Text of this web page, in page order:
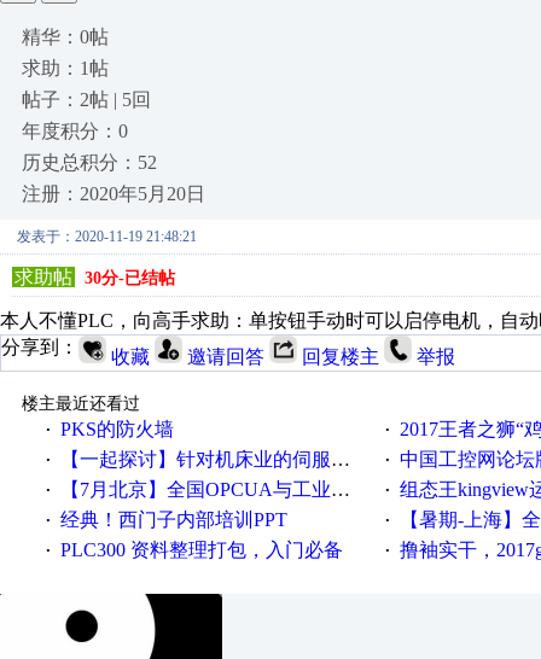
精华：0帖
求助：1帖
帖子：2帖 | 5回
年度积分：0
历史总积分：52
注册：2020年5月20日
发表于：2020-11-19 21:48:21
求助帖 30分-已结帖
本人不懂PLC，向高手求助：单按钮手动时可以启停电机，自
分享到：
收藏 邀请回答 回复楼主 举报
楼主最近还看过
· PKS的防火墙 · 2017王者之狮“鸡”情签到
· 【一起探讨】针对机床业的伺服系统发展，您的期望是什么？ · 中国工控网论坛版
· 【7月北京】全国OPCUA与工业互联技术培训班通知！ · 组态王kingview
· 经典！西门子内部培训PPT · 【暑期-上海】全国工业
· PLC300 资料整理打包，入门必备 · 撸袖实干，2017gongkong®第